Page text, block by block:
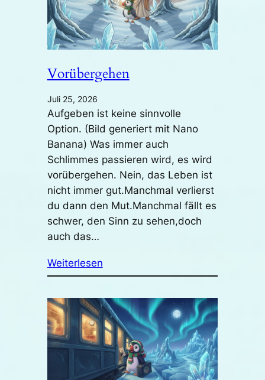
Vorübergehen
Juli 25, 2026
Aufgeben ist keine sinnvolle
Option. (Bild generiert mit Nano
Banana) Was immer auch
Schlimmes passieren wird, es wird
vorübergehen. Nein, das Leben ist
nicht immer gut.Manchmal verlierst
du dann den Mut.Manchmal fällt es
schwer, den Sinn zu sehen,doch
auch das…
Weiterlesen